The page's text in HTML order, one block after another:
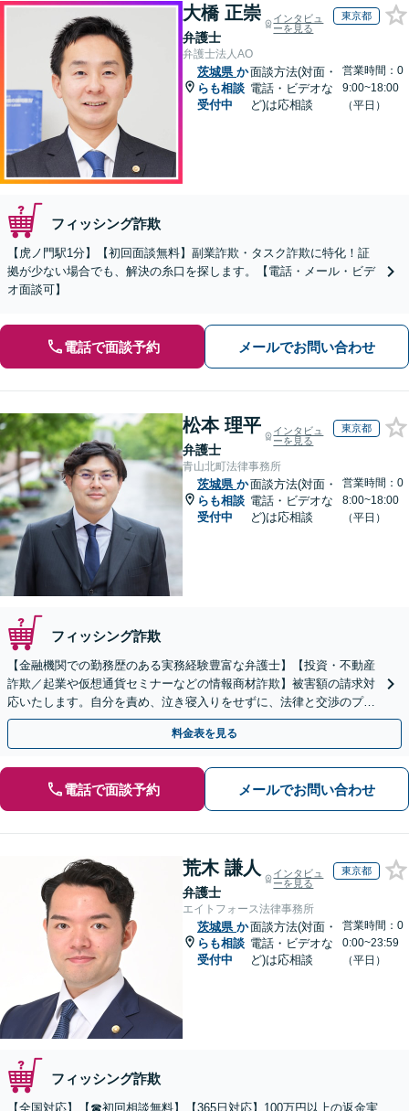
大橋 正崇
弁護士
インタビュ
ーを見る
東京都
弁護士法人AO
茨城県 か
らも相談
受付中
面談方法(対面・
電話・ビデオな
ど)は応相談
営業時間：0
9:00~18:00
（平日）
フィッシング詐欺
【虎ノ門駅1分】【初回面談無料】副業詐欺・タスク詐欺に特化！証
拠が少ない場合でも、解決の糸口を探します。【電話・メール・ビデ
オ面談可】
電話で面談予約 メールでお問い合わせ
松本 理平
弁護士
インタビュ
ーを見る
東京都
青山北町法律事務所
茨城県 か
らも相談
受付中
面談方法(対面・
電話・ビデオな
ど)は応相談
営業時間：0
8:00~18:00
（平日）
フィッシング詐欺
【金融機関での勤務歴のある実務経験豊富な弁護士】【投資・不動産
詐欺／起業や仮想通貨セミナーなどの情報商材詐欺】被害額の請求対
応いたします。自分を責め、泣き寝入りをせずに、法律と交渉のプロ
にまずはご相談ください。【表参道駅から徒歩3分】
料金表を見る
電話で面談予約 メールでお問い合わせ
荒木 謙人
弁護士
インタビュ
ーを見る
東京都
エイトフォース法律事務所
茨城県 か
らも相談
受付中
面談方法(対面・
電話・ビデオな
ど)は応相談
営業時間：0
0:00~23:59
（平日）
フィッシング詐欺
【全国対応】【☎︎初回相談無料】【365日対応】100万円以上の返金実